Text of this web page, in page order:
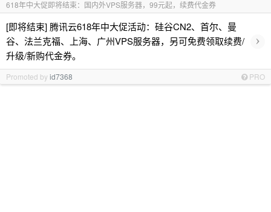
618年中大促即将结束：国内外VPS服务器，99元起，续费代金券
[即将结束] 腾讯云618年中大促活动：硅谷CN2、首尔、曼
谷、法兰克福、上海、广州VPS服务器，另可免费领取续费/
升级/新购代金券。
›
Promoted byid7368 PRO